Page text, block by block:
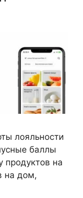
лояльности
баллы
продуктов на
на дом,